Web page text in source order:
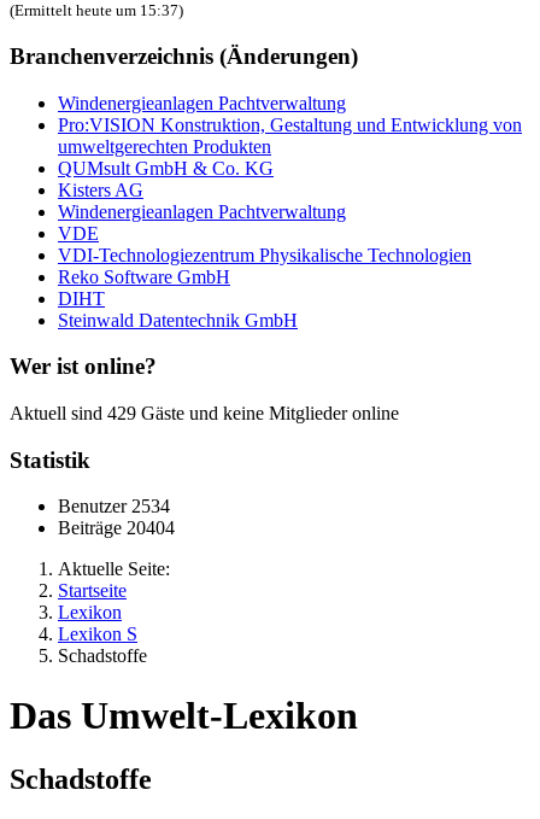
(Ermittelt heute um 15:37)
Branchenverzeichnis (Änderungen)
Windenergieanlagen Pachtverwaltung
Pro:VISION Konstruktion, Gestaltung und Entwicklung von
umweltgerechten Produkten
QUMsult GmbH & Co. KG
Kisters AG
Windenergieanlagen Pachtverwaltung
VDE
VDI-Technologiezentrum Physikalische Technologien
Reko Software GmbH
DIHT
Steinwald Datentechnik GmbH
Wer ist online?
Aktuell sind 429 Gäste und keine Mitglieder online
Statistik
Benutzer2534
Beiträge 20404
Aktuelle Seite:
Startseite
Lexikon
Lexikon S
Schadstoffe
Das Umwelt-Lexikon
Schadstoffe